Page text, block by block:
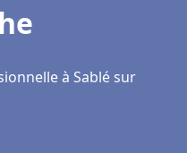
à Sablé sur